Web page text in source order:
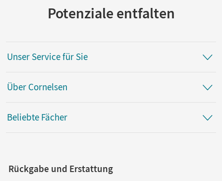
Potenziale entfalten
Unser Service für Sie
Über Cornelsen
Beliebte Fächer
Rückgabe und Erstattung